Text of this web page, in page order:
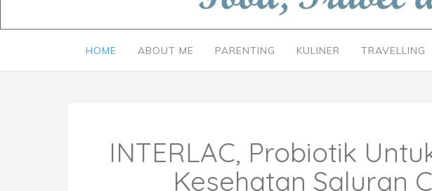
HOME ABOUT ME PARENTING KULINER TRAVELLING
INTERLAC, Probiotik
Kesehatan Saluran